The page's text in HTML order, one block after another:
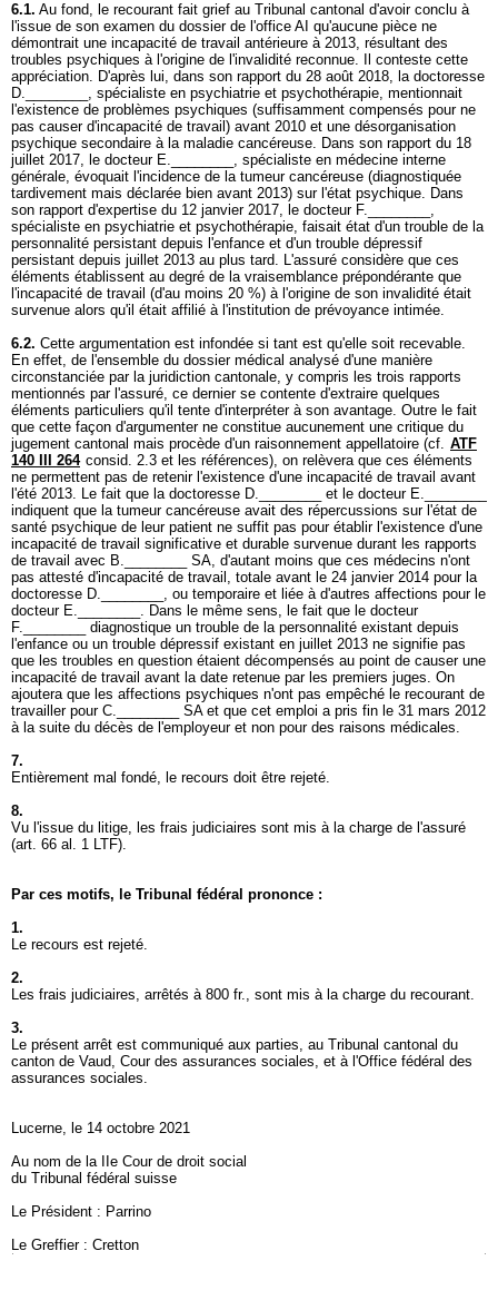
6.1. Au fond, le recourant fait grief au Tribunal cantonal d'avoir conclu à
l'issue de son examen du dossier de l'office AI qu'aucune pièce ne
démontrait une incapacité de travail antérieure à 2013, résultant des
troubles psychiques à l'origine de l'invalidité reconnue. Il conteste cette
appréciation. D'après lui, dans son rapport du 28 août 2018, la doctoresse
D.________, spécialiste en psychiatrie et psychothérapie, mentionnait
l'existence de problèmes psychiques (suffisamment compensés pour ne
pas causer d'incapacité de travail) avant 2010 et une désorganisation
psychique secondaire à la maladie cancéreuse. Dans son rapport du 18
juillet 2017, le docteur E.________, spécialiste en médecine interne
générale, évoquait l'incidence de la tumeur cancéreuse (diagnostiquée
tardivement mais déclarée bien avant 2013) sur l'état psychique. Dans
son rapport d'expertise du 12 janvier 2017, le docteur F.________,
spécialiste en psychiatrie et psychothérapie, faisait état d'un trouble de la
personnalité persistant depuis l'enfance et d'un trouble dépressif
persistant depuis juillet 2013 au plus tard. L'assuré considère que ces
éléments établissent au degré de la vraisemblance prépondérante que
l'incapacité de travail (d'au moins 20 %) à l'origine de son invalidité était
survenue alors qu'il était affilié à l'institution de prévoyance intimée.
6.2. Cette argumentation est infondée si tant est qu'elle soit recevable.
En effet, de l'ensemble du dossier médical analysé d'une manière
circonstanciée par la juridiction cantonale, y compris les trois rapports
mentionnés par l'assuré, ce dernier se contente d'extraire quelques
éléments particuliers qu'il tente d'interpréter à son avantage. Outre le fait
que cette façon d'argumenter ne constitue aucunement une critique du
jugement cantonal mais procède d'un raisonnement appellatoire (cf. ATF
140 III 264 consid. 2.3 et les références), on relèvera que ces éléments
ne permettent pas de retenir l'existence d'une incapacité de travail avant
l'été 2013. Le fait que la doctoresse D.________ et le docteur E.________
indiquent que la tumeur cancéreuse avait des répercussions sur l'état de
santé psychique de leur patient ne suffit pas pour établir l'existence d'une
incapacité de travail significative et durable survenue durant les rapports
de travail avec B.________ SA, d'autant moins que ces médecins n'ont
pas attesté d'incapacité de travail, totale avant le 24 janvier 2014 pour la
doctoresse D.________, ou temporaire et liée à d'autres affections pour le
docteur E.________. Dans le même sens, le fait que le docteur
F.________ diagnostique un trouble de la personnalité existant depuis
l'enfance ou un trouble dépressif existant en juillet 2013 ne signifie pas
que les troubles en question étaient décompensés au point de causer une
incapacité de travail avant la date retenue par les premiers juges. On
ajoutera que les affections psychiques n'ont pas empêché le recourant de
travailler pour C.________ SA et que cet emploi a pris fin le 31 mars 2012
à la suite du décès de l'employeur et non pour des raisons médicales.
7.
Entièrement mal fondé, le recours doit être rejeté.
8.
Vu l'issue du litige, les frais judiciaires sont mis à la charge de l'assuré
(art. 66 al. 1 LTF).
Par ces motifs, le Tribunal fédéral prononce :
1.
Le recours est rejeté.
2.
Les frais judiciaires, arrêtés à 800 fr., sont mis à la charge du recourant.
3.
Le présent arrêt est communiqué aux parties, au Tribunal cantonal du
canton de Vaud, Cour des assurances sociales, et à l'Office fédéral des
assurances sociales.
Lucerne, le 14 octobre 2021
Au nom de la IIe Cour de droit social
du Tribunal fédéral suisse
Le Président : Parrino
Le Greffier : Cretton